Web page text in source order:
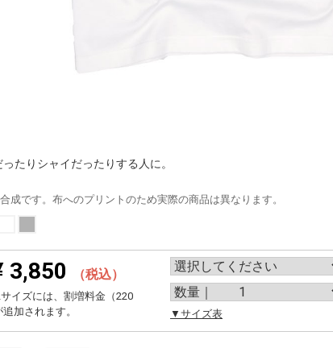
たりシャイだったりする人に。
成です。布へのプリントのため実際の商品は異なります。
3,850 （税込）
イズには、割増料金（220
加されます。
▼サイズ表